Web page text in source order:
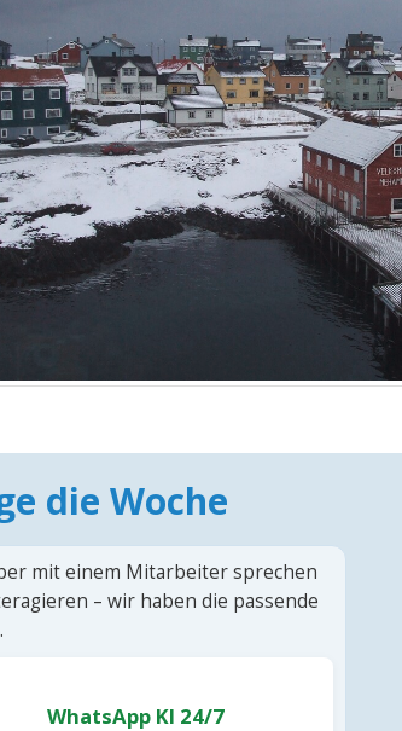
die Woche
mit einem Mitarbeiter sprechen
– wir haben die passende
WhatsApp KI 24/7